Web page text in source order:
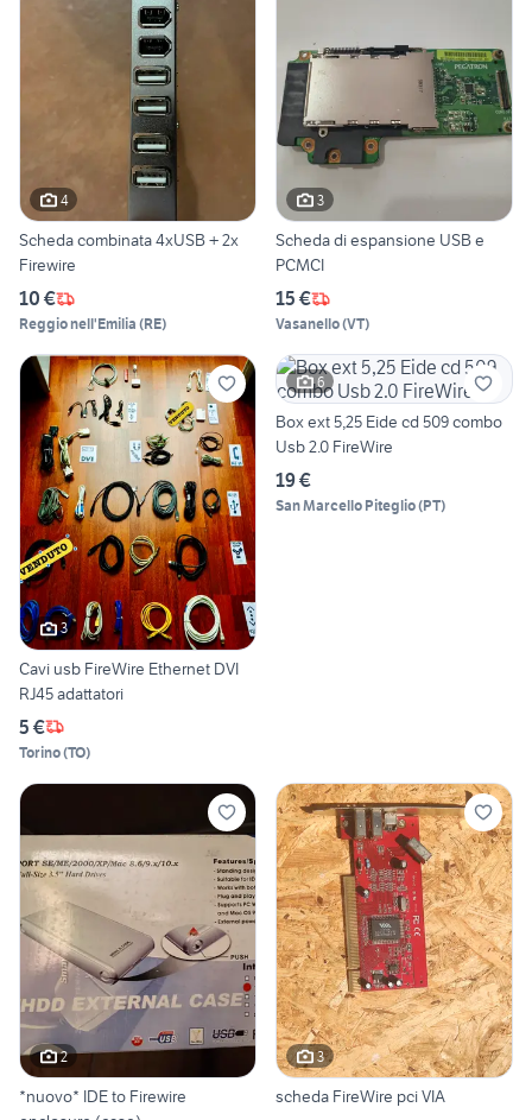
4
Scheda combinata 4xUSB + 2x
Firewire
10 €
Reggio nell'Emilia (RE)
3
Scheda di espansione USB e
PCMCI
15 €
Vasanello(VT)
3
Cavi usb FireWire Ethernet DVI
RJ45 adattatori
5 €
Torino(TO)
6
Box ext 5,25 Eide cd 509 combo
Usb 2.0 FireWire
19 €
San Marcello Piteglio(PT)
2
*nuovo* IDE to Firewire
3
scheda FireWire pci VIA